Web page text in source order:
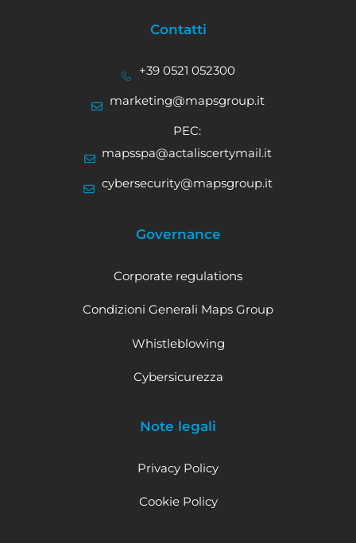
Contatti
+39 0521 052300
marketing@mapsgroup.it
PEC:
mapsspa@actaliscertymail.it
cybersecurity@mapsgroup.it
Governance
Corporate regulations
Condizioni Generali Maps Group
Whistleblowing
Cybersicurezza
Note legali
Privacy Policy
Cookie Policy